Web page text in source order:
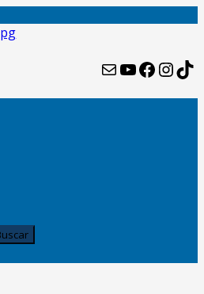
MailYouTube